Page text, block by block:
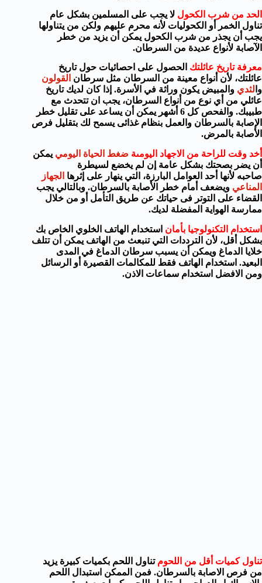
الحد من شرب الكحول لا يجب على المسلمين بشكل عام
تناول الخمر أو الكحوليات لأنه محرم عليهم ولكن من يتناولها
يجب أن يجذر من شرب الكحول يمكن أن يزيد من خطر
الآصابة لأنواع عديدة من السرطان.
معرفة تاريخ عائلتك الحصول على احصائيات حول تاريخ
عائلتك، لأن أنواع معينة من السرطان مثل سرطان القولون
وا لثدي و المبيض يكون وراثة في الأسرة. إذا كان لديك تاريخ
عائلي من أي نوع من أنواع السرطان، يجب ان تتحدث مع
طبيبك. والفحص كل 6 أشهر يمكن أن يساعد على تقليل خطر
الإصابة بالسرطان والعمل بنظام غذائى يسمح لك بتقليل فرص
الأصابة بالمرض.
أخد وقت للراحة من الاجهاد اليومىة ضغط الحياة اليومي يمكن
أن يضر بصحتك بشكل عامة إن لم يخضع لسيطرة
صاحبه لأنها أحد العوامل البارزة، التي ينهار على إثرها الجهاز
المناعي ويضعف أمام خطر الأصابة بالسرطان. وبالتالي يجب
القضاء على التوتر فى حياتك عن طريق التأمل أو من خلال
ممارسة الهو اية المفضلة لديك.
استخدام التكنولوجيا بأمان استخدام الهاتف الخلوي الخاص بك
بشكل أقل، لأن الترددات التي تنبعث من الهاتف يمكن أن تتلف
خلايا الدماغ ويمكن أن يسبب سرطان الدماغ في المدى
البعيد. استخدام الهاتف فقط للمكالمات القصيرة أو الرسائل
ومن الافضل استخدام سماعات الاذن.
تناولكميات أقل من اللحومتناول اللحم بكميات كبيرة يزيد
من فرص الاصابة بالسرطان. فمن الممكن استبدال اللحم